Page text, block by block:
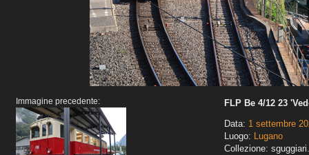
Immagine precedente:
FLP Be 4/12 23
Data: 1 settembre
Luogo: Lugano
Collezione: